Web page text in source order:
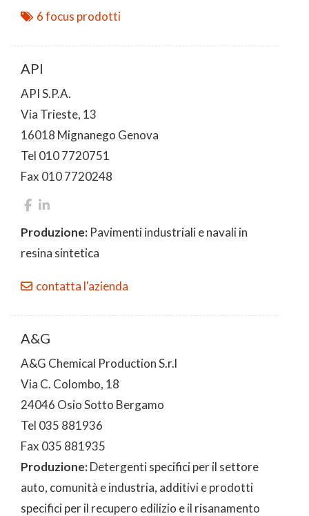
6 focus prodotti
API
API S.P.A.
Via Trieste, 13
16018 Mignanego Genova
Tel 010 7720751
Fax 010 7720248
Produzione: Pavimenti industriali e navali in
resina sintetica
contatta l'azienda
A&G
A&G Chemical Production S.r.l
Via C. Colombo, 18
24046 Osio Sotto Bergamo
Tel 035 881936
Fax 035 881935
Produzione:Detergenti specifici per il settore
auto, comunità e industria, additivi e prodotti
specifici per il recupero edilizio e il risanamento